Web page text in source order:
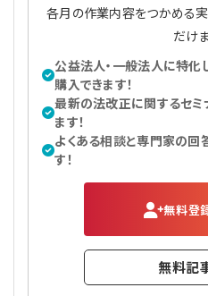
各月の作業内容をつかめる
だけま
公益法人・一般法人に特化
購入できます！
最新の法改正に関するセ
ます！
よくある相談と専門家の回
す！
無料登
無料記